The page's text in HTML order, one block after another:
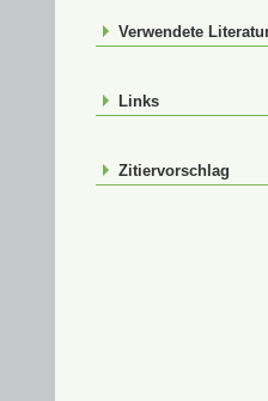
Verwendete
Links
Zitiervorschlag